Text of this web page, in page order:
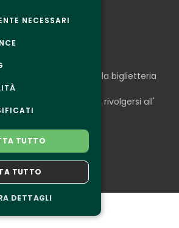
all'acquisto della biglietteria
programma e l'evento, rivolgersi all'
NECESSARI
TUTTO
TUTTO
DETTAGLI